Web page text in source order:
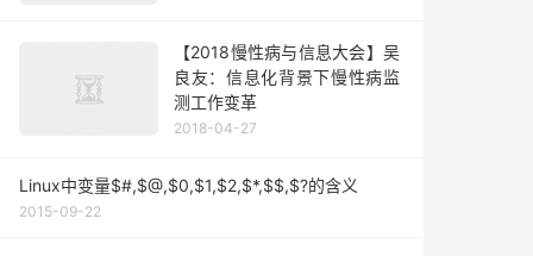
【2018慢性病与信息大会】吴
良友：信息化背景下慢性病监
测工作变革
2018-04-27
Linux中变量$#,$@,$0,$1,$2,$*,$$,$?的含义
2015-09-22